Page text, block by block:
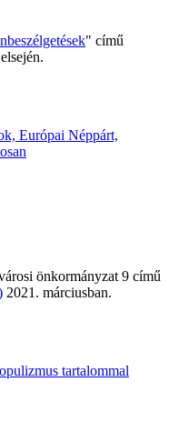
" című
Európai Néppárt,
önkormányzat 9 című
2021. márciusban.
tartalommal